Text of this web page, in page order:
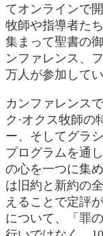
てオンラインで
牧師や指導者た
集まって聖書の
ンファレンス、
万人が参加してい
カンファレンス
ク·オクス牧師の
ー、そしてグラ
プログラムを通
の心を一つに集
は旧約と新約の
えることで定評
について、「罪